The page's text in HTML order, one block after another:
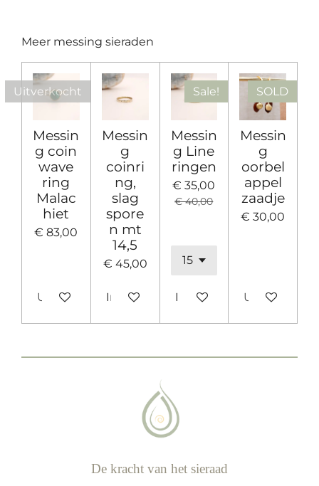
Meer messing sieraden
Uitverkocht
Messin
g coin
wave
ring
Malac
hiet
€ 83,00
Uitverkocht
Messin
g
coinri
ng,
slag
spore
n mt
14,5
€ 45,00
In winkelwagen
Sale!
Messin
g Line
ringen
€ 35,00
€ 40,00
In winkelwagen
SOLD
Messin
g
oorbel
appel
zaadje
€ 30,00
Uitverkocht
De kracht van het sieraad